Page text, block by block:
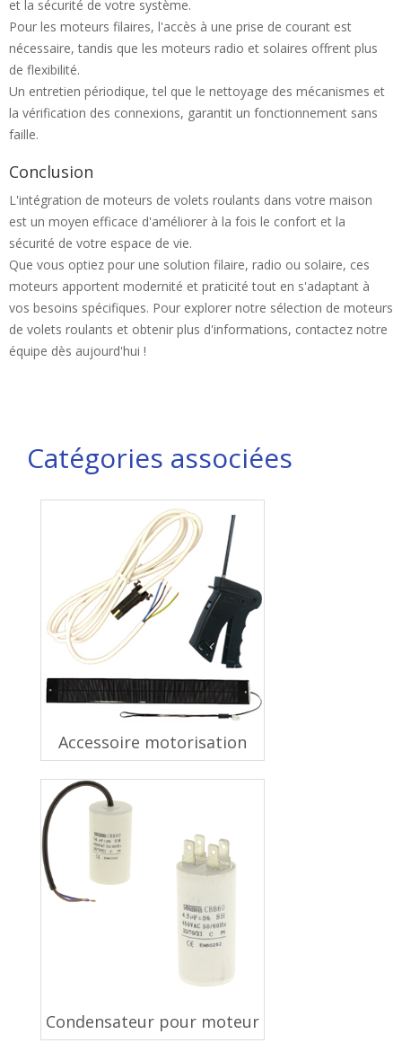
et la sécurité de votre système.
Pour les moteurs filaires, l'accès à une prise de courant est
nécessaire, tandis que les moteurs radio et solaires offrent plus
de flexibilité.
Un entretien périodique, tel que le nettoyage des mécanismes et
la vérification des connexions, garantit un fonctionnement sans
faille.
Conclusion
L'intégration de moteurs de volets roulants dans votre maison
est un moyen efficace d'améliorer à la fois le confort et la
sécurité de votre espace de vie.
Que vous optiez pour une solution filaire, radio ou solaire, ces
moteurs apportent modernité et praticité tout en s'adaptant à
vos besoins spécifiques. Pour explorer notre sélection de moteurs
de volets roulants et obtenir plus d'informations, contactez notre
équipe dès aujourd'hui !
Catégories associées
Accessoire motorisation
Condensateur pour moteur